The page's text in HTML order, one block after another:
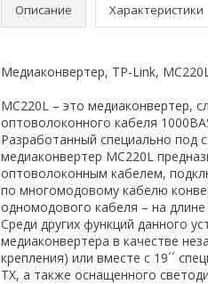
Описание Характеристики
Медиаконвертер, TP-Link,
MC220L – это медиаконвертер,
оптоволоконного кабеля
Разработанный специально под
медиаконвертер MC220L
оптоволоконным кабелем,
по многомодовому кабелю
одномодового кабеля – на
Среди других функций данного
медиаконвертера в качестве
крепления) или вместе с 19´´
ТХ, а также оснащенного